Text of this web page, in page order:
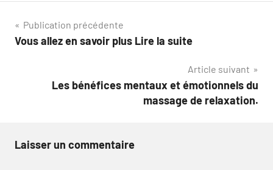
Navigation
de
Publication précédente
Vous allez en savoir plus Lire la suite
Article suivant
Les bénéfices mentaux et émotionnels du
massage de relaxation.
Laisser un commentaire